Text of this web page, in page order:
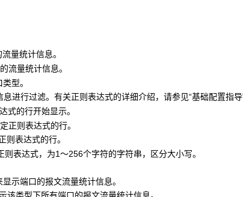
量统计信息。
流量统计信息。
型。
进行过滤。有关正则表达式的详细介绍，请参见“基础配置指导”
式的行开始显示。
正则表达式的行。
则表达式的行。
则表达式，为1～256个字符的字符串，区分大小写。
示端口的报文流量统计信息。